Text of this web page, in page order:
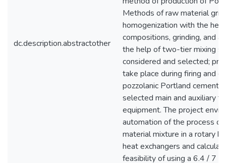
dc.description.abstractother
Methods of raw material
homogenization with the
compositions, grinding, and
the help of two-tier mixing
considered and selected;
take place during firing and
pozzolanic Portland cement.
selected main and auxiliary
equipment. The project
automation of the process
material mixture in a rotary
heat exchangers and
feasibility of using a 6.4 / 7 ×